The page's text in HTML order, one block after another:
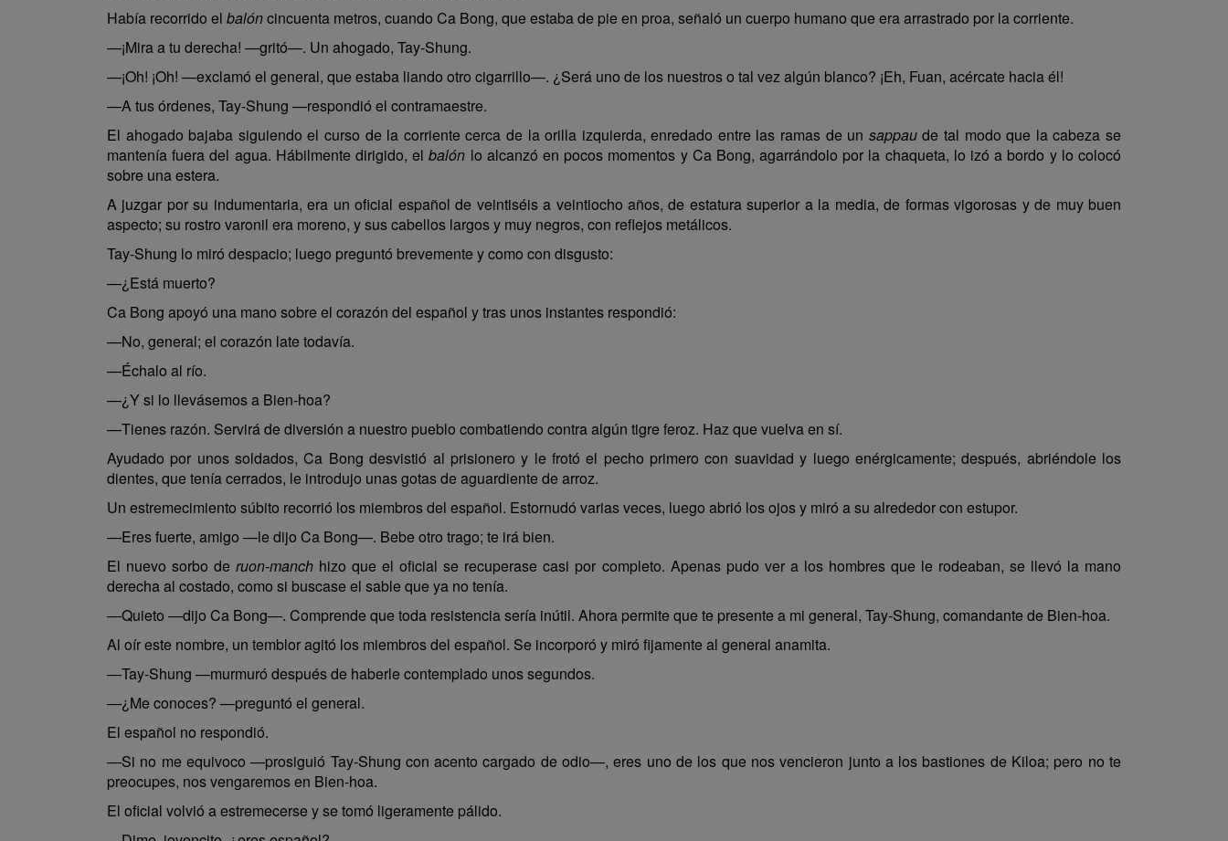
Había recorrido el balóncincuenta metros, cuando Ca Bong, que estaba de pie en proa, señaló un cuerpo humano que era arrastrado por la corriente.
—¡Mira a tu derecha! —gritó—. Un ahogado, Tay-Shung.
—¡Oh! ¡Oh! —exclamó el general, que estaba liando otro cigarrillo—. ¿Será uno de los nuestros o tal vez algún blanco? ¡Eh, Fuan, acércate hacia él!
—A tus órdenes, Tay-Shung —respondió el contramaestre.
El ahogado bajaba siguiendo el curso de la corriente cerca de la orilla izquierda, enredado entre las ramas de un sappaude tal modo que la cabeza se
mantenía fuera del agua. Hábilmente dirigido, elbalón lo alcanzó en pocos momentos y Ca Bong, agarrándolo por la chaqueta, lo izó a bordo y lo colocó
sobre una estera.
A juzgar por su indumentaria, era un oficial español de veintiséis a veintiocho años, de estatura superior a la media, de formas vigorosas y de muy buen
aspecto; su rostro varonil era moreno, y sus cabellos largos y muy negros, con reflejos metálicos.
Tay-Shung lo miró despacio; luego preguntó brevemente y como con disgusto:
—¿Está muerto?
Ca Bong apoyó una mano sobre el corazón del español y tras unos instantes respondió:
—No, general; el corazón late todavía.
—Échalo al río.
—¿Y si lo llevásemos a Bien-hoa?
—Tienes razón. Servirá de diversión a nuestro pueblo combatiendo contra algún tigre feroz. Haz que vuelva en sí.
Ayudado por unos soldados, Ca Bong desvistió al prisionero y le frotó el pecho primero con suavidad y luego enérgicamente; después, abriéndole los
dientes, que tenía cerrados, le introdujo unas gotas de aguardiente de arroz.
Un estremecimiento súbito recorrió los miembros del español. Estornudó varias veces, luego abrió los ojos y miró a su alrededor con estupor.
—Eres fuerte, amigo —le dijo Ca Bong—. Bebe otro trago; te irá bien.
El nuevo sorbo deruon-manch hizo que el oficial se recuperase casi por completo. Apenas pudo ver a los hombres que le rodeaban, se llevó la mano
derecha al costado, como si buscase el sable que ya no tenía.
—Quieto —dijo Ca Bong—. Comprende que toda resistencia sería inútil. Ahora permite que te presente a mi general, Tay-Shung, comandante de Bien-hoa.
Al oír este nombre, un temblor agitó los miembros del español. Se incorporó y miró fijamente al general anamita.
—Tay-Shung —murmuró después de haberle contemplado unos segundos.
—¿Me conoces? —preguntó el general.
El español no respondió.
—Si no me equivoco —prosiguió Tay-Shung con acento cargado de odio—, eres uno de los que nos vencieron junto a los bastiones de Kiloa; pero no te
preocupes, nos vengaremos en Bien-hoa.
El oficial volvió a estremecerse y se tomó ligeramente pálido.